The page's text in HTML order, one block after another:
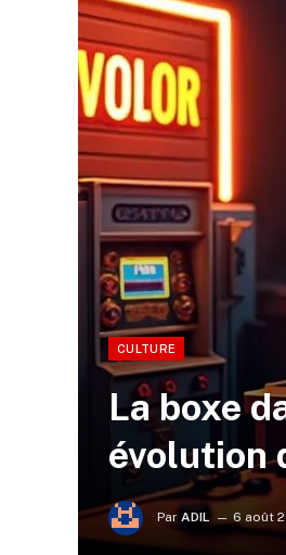
CULTURE
La boxe
évolution
Par ADIL 6 août